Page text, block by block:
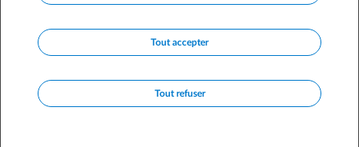
Tout accepter
Tout refuser